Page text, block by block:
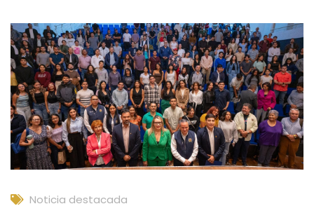
Noticia destacada